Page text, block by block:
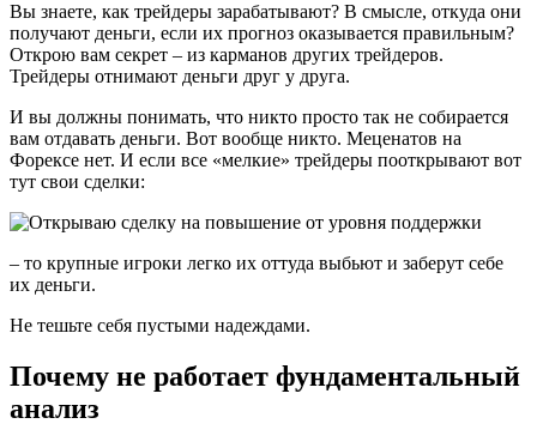
Вы знаете, как трейдеры зарабатывают? В смысле, откуда они
получают деньги, если их прогноз оказывается правильным?
Открою вам секрет – из карманов других трейдеров.
Трейдеры отнимают деньги друг у друга.
И вы должны понимать, что никто просто так не собирается
вам отдавать деньги. Вот вообще никто. Меценатов на
Форексе нет. И если все «мелкие» трейдеры пооткрывают вот
тут свои сделки:
– то крупные игроки легко их оттуда выбьют и заберут себе
их деньги.
Не тешьте себя пустыми надеждами.
Почему не работает фундаментальный
анализ